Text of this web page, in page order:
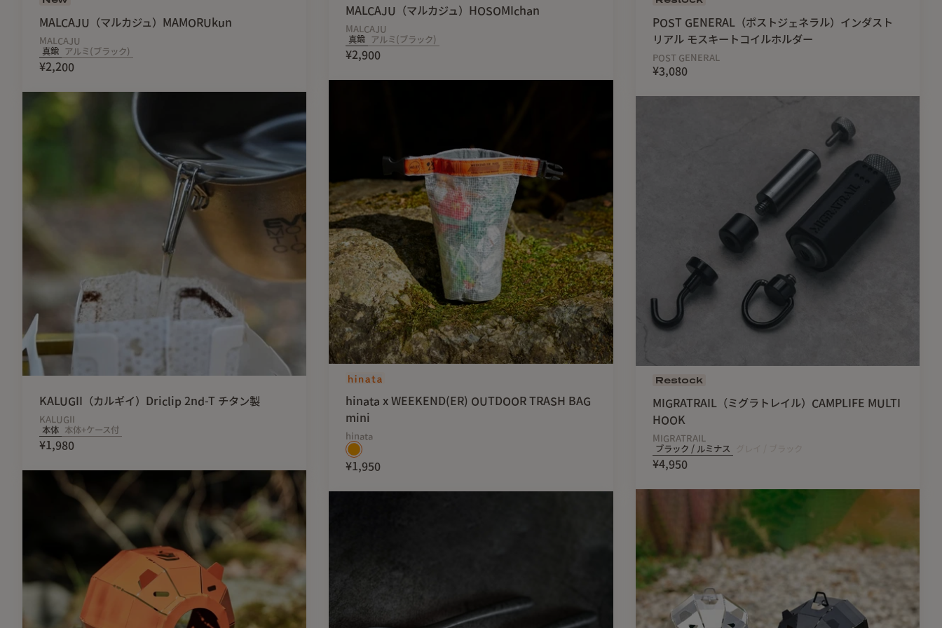
▪サイズ：H55mm×16mm ×20mm
【取扱上の注意】
・蚊取り線香を消す際、しっかりと消えていることをご確認下さい。
・蚊取り線香の大きさの誤差により、入れるのが固い、もしくは緩い場合があります。
・心臓ペースメーカー等の体内植込型医療用電子機器を装着している場合は使用しないで
下さい。
・磁石を誤って飲み込むと生命に関わる事故につながる可能性があります。万が一飲み込
んだ場合は、直ぐに医師の診断を受け指示に従ってください。
・磁石を携帯電話、磁気カード等の磁気記憶媒体に近づけないで下さい。記憶内容が破壊
される場合があります。
・真鍮部分に稀に縦筋が入っている場合がありますが、製造工程の際、線が残る場合があ
り不良品ではございません。
・真鍮は空気に触れると酸化し黒ずんだり青錆びが生まれたりします。経年変化として色
の変化を楽しんで頂ければと思います。
（ご自身で磨きなどのお手入れで真鍮の輝きが戻すことも可能です。）
・本商品は灰受けがついておりません。ご自身の判断で安全面に考慮し状況に応じて灰受
MALCAJU（マルカジュ）MAMORUkun
MALCAJU
真鍮
アルミ(ブラック)
¥2,200
KALUGII（カルギイ）Driclip 2nd-T チタン製
KALUGII
本体
本体+ケース付
¥1,980
MALCAJU（マルカジュ）HOSOMIchan
MALCAJU
真鍮
アルミ(ブラック)
¥2,900
hinata x WEEKEND(ER) OUTDOOR TRASH BAG
mini
hinata
¥1,950
POST GENERAL（ポストジェネラル）インダスト
リアル モスキートコイルホルダー
POST GENERAL
¥3,080
Restock
MIGRATRAIL（ミグラトレイル）CAMPLIFE MULTI
HOOK
MIGRATRAIL
ブラック / ルミナス
¥4,950